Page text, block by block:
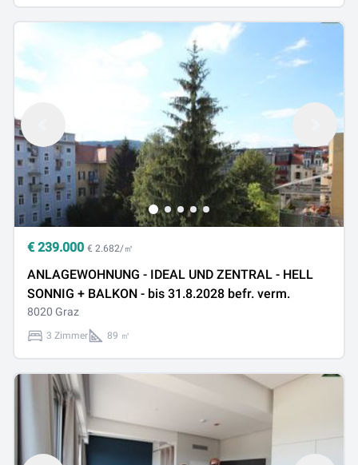
€ 239.000 € 2.682/㎡
ANLAGEWOHNUNG - IDEAL UND ZENTRAL - HELL
SONNIG + BALKON - bis 31.8.2028 befr. verm.
8020 Graz
3 Zimmer 89 ㎡